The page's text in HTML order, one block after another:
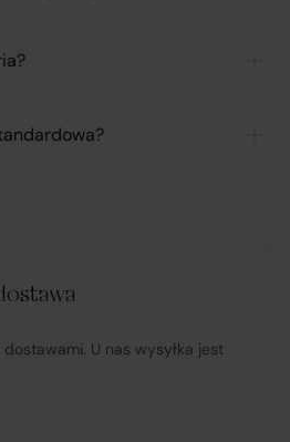
U nas wysyłka jest